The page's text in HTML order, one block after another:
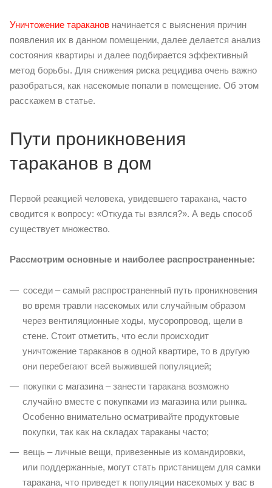
Уничтожение тараканов начинается с выяснения причин
появления их в данном помещении, далее делается анализ
состояния квартиры и далее подбирается эффективный
метод борьбы. Для снижения риска рецидива очень важно
разобраться, как насекомые попали в помещение. Об этом
расскажем в статье.
Пути проникновения
тараканов в дом
Первой реакцией человека, увидевшего таракана, часто
сводится к вопросу: «Откуда ты взялся?». А ведь способ
существует множество.
Рассмотрим основные и наиболее распространенные:
соседи – самый распространенный путь проникновения
во время травли насекомых или случайным образом
через вентиляционные ходы, мусоропровод, щели в
стене. Стоит отметить, что если происходит
уничтожение тараканов в одной квартире, то в другую
они перебегают всей выжившей популяцией;
покупки с магазина – занести таракана возможно
случайно вместе с покупками из магазина или рынка.
Особенно внимательно осматривайте продуктовые
покупки, так как на складах тараканы часто;
вещь – личные вещи, привезенные из командировки,
или поддержанные, могут стать пристанищем для самки
таракана, что приведет к популяции насекомых у вас в